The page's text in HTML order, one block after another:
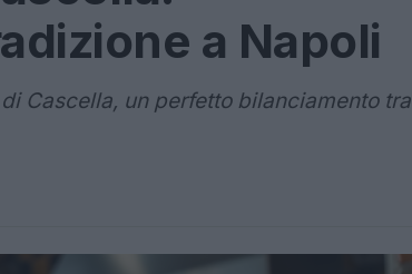
a Napoli
Cascella, un perfetto bilanciamento tra